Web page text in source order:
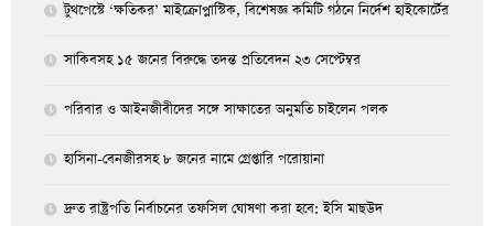
টুথপেস্টে ‘ক্ষতিকর’ মাইক্রোপ্লাস্টিক, বিশেষজ্ঞ কমিটি গঠনে নির্দেশ হাইকোর্টের
সাকিবসহ ১৫ জনের বিরুদ্ধে তদন্ত প্রতিবেদন ২৩ সেপ্টেম্বর
পরিবার ও আইনজীবীদের সঙ্গে সাক্ষাতের অনুমতি চাইলেন পলক
হাসিনা-বেনজীরসহ ৮ জনের নামে গ্রেপ্তারি পরোয়ানা
দ্রুত রাষ্ট্রপতি নির্বাচনের তফসিল ঘোষণা করা হবে: ইসি মাছউদ